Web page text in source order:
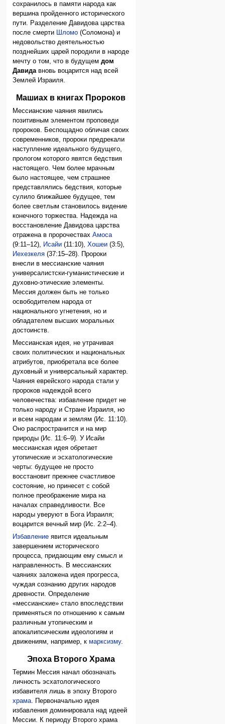
сохранилось в памяти народа как
вершина пройденного исторического
пути. Разделение Давидова царства
после смерти Шломо (Соломона) и
недовольство деятельностью
позднейших царей породили в народе
мечту о том, что в будущемдом
Давидавновь воцарится над всей
Землей Израиля.
Машиах в книгах Пророков
Мессианские чаяния явились
позитивным элементом проповеди
пророков. Беспощадно обличая своих
современников, пророки предрекали
наступление идеального будущего,
прологом которого явятся бедствия
настоящего. Чем более мрачным
было настоящее, чем страшнее
представлялись бедствия, которые
сулило ближайшее будущее, тем
более светлым становилось видение
конечного торжества. Надежда на
восстановление Давидова царства
отражена в пророчествахАмоса
(9:11–12),
Исайи (11:10),Хошеи (3:5),
Иехезкеля (37:15–28). Пророки
внесли в мессианские чаяния
универсалистски-гуманистические и
духовно-этические элементы.
Мессия должен быть не только
освободителем народа от
национального угнетения, но и
обладателем высших моральных
достоинств.
Мессианская идея, не утрачивая
своих политических и национальных
атрибутов, приобретала все более
духовный и универсальный характер.
Чаяния еврейского народа стали у
пророков надеждой всего
человечества: избавление придет не
только народу и Стране Израиля, но
и всем народам и землям (Ис. 11:10).
Оно распространится и на мир
природы (Ис. 11:6–9). У Исайи
мессианская идея обретает
утопические и эсхатологические
черты: будущее не просто
восстановит прежнее счастливое
состояние, но принесет с собой
полное преображение мира на
началах справедливости. Все
народы уверуют в Бога Израиля;
воцарится вечный мир (Ис. 2:2–4).
Избавление явится идеальным
завершением исторического
процесса, придающим ему смысл и
направленность. В мессианских
чаяниях заложена идея прогресса,
чуждая сознанию других народов
древности. Определение
«мессианские» стало впоследствии
применяться по отношению к самым
различным утопическим и
апокалипсическим идеологиям и
движениям, например, кмарксизму.
Эпоха Второго Храма
Термин Мессия начал обозначать
личность эсхатологического
избавителя лишь в эпоху Второго
храма . Первоначально идея
избавления доминировала над идеей
Мессии. К периоду Второго храма